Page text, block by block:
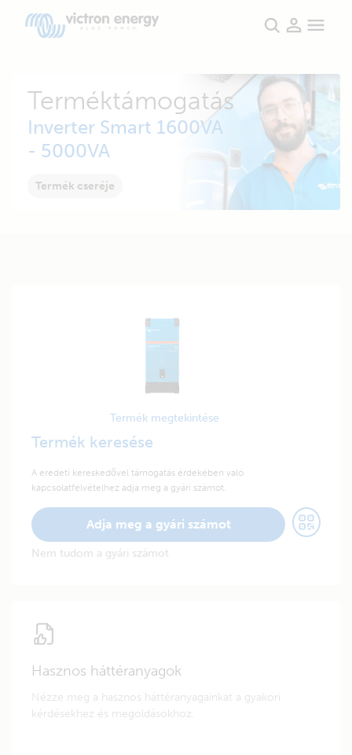
Terméktámogatás
Inverter Smart 1600VA
- 5000VA
Termék cseréje
Termék megtekintése
Termék keresése
A eredeti kereskedővel támogatás érdekében való
kapcsolatfelvételhez adja meg a gyári számot.
Adja meg a gyári számot
Nem tudom a gyári számot
Hasznos háttéranyagok
Nézze meg a hasznos háttéranyagainkat a gyakori
kérdésekhez és megoldásokhoz.